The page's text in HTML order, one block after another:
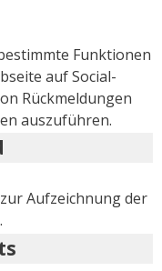
Funktionen
auf Social-
Rückmeldungen
auszuführen.
Aufzeichnung der